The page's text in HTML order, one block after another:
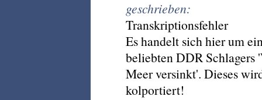
geschrieben:
Transkriptionsfehler
Es handelt sich hier um
beliebten DDR Schlagers
Meer versinkt'. Dieses
kolportiert!